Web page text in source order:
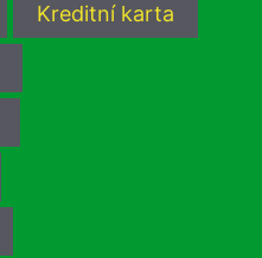
Kreditní karta